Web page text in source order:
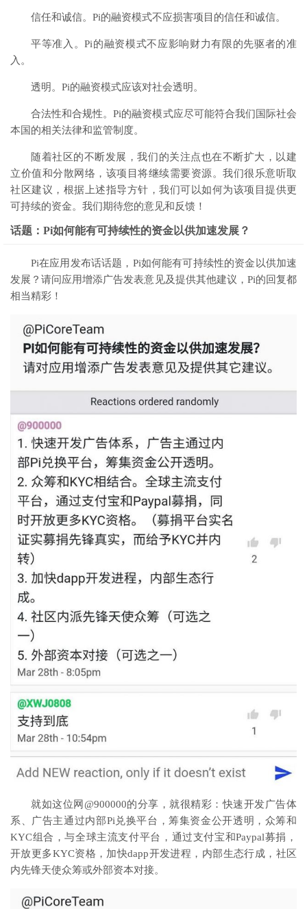
信任和诚信。Pi的融资模式不应损害项目的信任和诚信。
平等准入。Pi的融资模式不应影响财力有限的先驱者的准
入。
透明。Pi的融资模式应该对社会透明。
合法性和合规性。Pi的融资模式应尽可能符合我们国际社会
本国的相关法律和监管制度。
随着社区的不断发展，我们的关注点也在不断扩大，以建
立价值和分散网络，该项目将继续需要资源。我们很乐意听取
社区建议，根据上述指导方针，我们可以如何为该项目提供更
可持续的资金。我们期待您的意见和反馈！
话题：Pi如何能有可持续性的资金以供加速发展？
Pi在应用发布话话题，Pi如何能有可持续性的资金以供加速
发展？请问应用增添广告发表意见及提供其他建议，Pi的回复都
相当精彩！
就如这位网@900000的分享，就很精彩：快速开发广告体
系、广告主通过内部Pi兑换平台，筹集资金公开透明，众筹和
KYC组合，与全球主流支付平台，通过支付宝和Paypal募捐，
开放更多KYC资格，加快dapp开发进程，内部生态行成，社区
内先锋天使众筹或外部资本对接。